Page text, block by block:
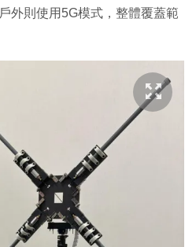
外則使用5G模式，整體覆蓋範